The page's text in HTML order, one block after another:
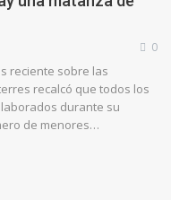
0
reciente sobre las
recalcó que todos los
durante su
de menores…